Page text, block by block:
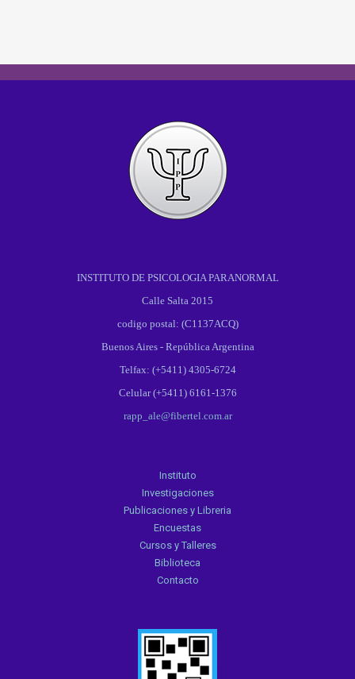
INSTITUTO DE PSICOLOGIA PARANORMAL
Calle Salta 2015
codigo postal: (C1137ACQ)
Buenos Aires - República Argentina
Telfax: (+5411) 4305-6724
Celular (+5411) 6161-1376
rapp_ale@fibertel.com.ar
Instituto
Investigaciones
Publicaciones y Libreria
Encuestas
Cursos y Talleres
Biblioteca
Contacto